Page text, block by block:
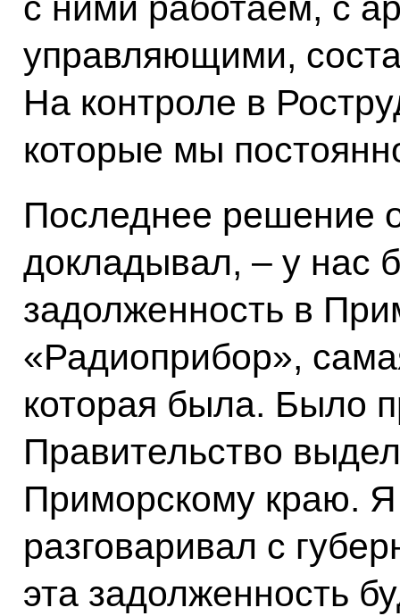
управляющими,
На контроле в
которые мы
Последнее решение
докладывал, – у нас
задолженность в
«Радиоприбор»,
которая была. Было
Правительство
Приморскому краю.
разговаривал с
эта задолженность